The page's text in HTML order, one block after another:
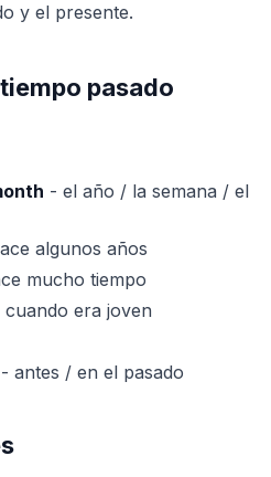
y el presente.
pasado
- el año / la semana / el
algunos años
mucho tiempo
cuando era joven
- antes / en el pasado